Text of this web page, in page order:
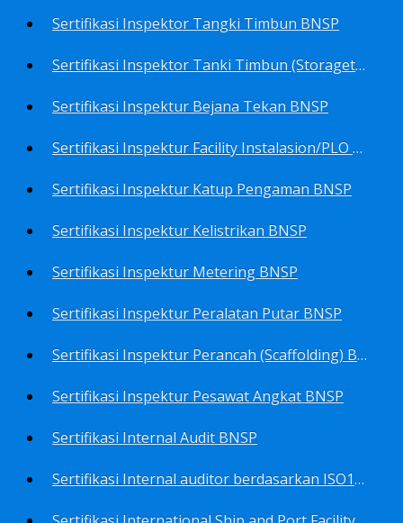
Sertifikasi Inspektor Tangki Timbun BNSP
Sertifikasi Inspektor Tanki Timbun (Storagetank Inspector) BNSP
Sertifikasi Inspektur Bejana Tekan BNSP
Sertifikasi Inspektur Facility Instalasion/PLO BNSP
Sertifikasi Inspektur Katup Pengaman BNSP
Sertifikasi Inspektur Kelistrikan BNSP
Sertifikasi Inspektur Metering BNSP
Sertifikasi Inspektur Peralatan Putar BNSP
Sertifikasi Inspektur Perancah (Scaffolding) BNSP
Sertifikasi Inspektur Pesawat Angkat BNSP
Sertifikasi Internal Audit BNSP
Sertifikasi Internal auditor berdasarkan ISO17025.2017 Pedoman Panduan Mutu&Prosedur Laboratorium BNSP